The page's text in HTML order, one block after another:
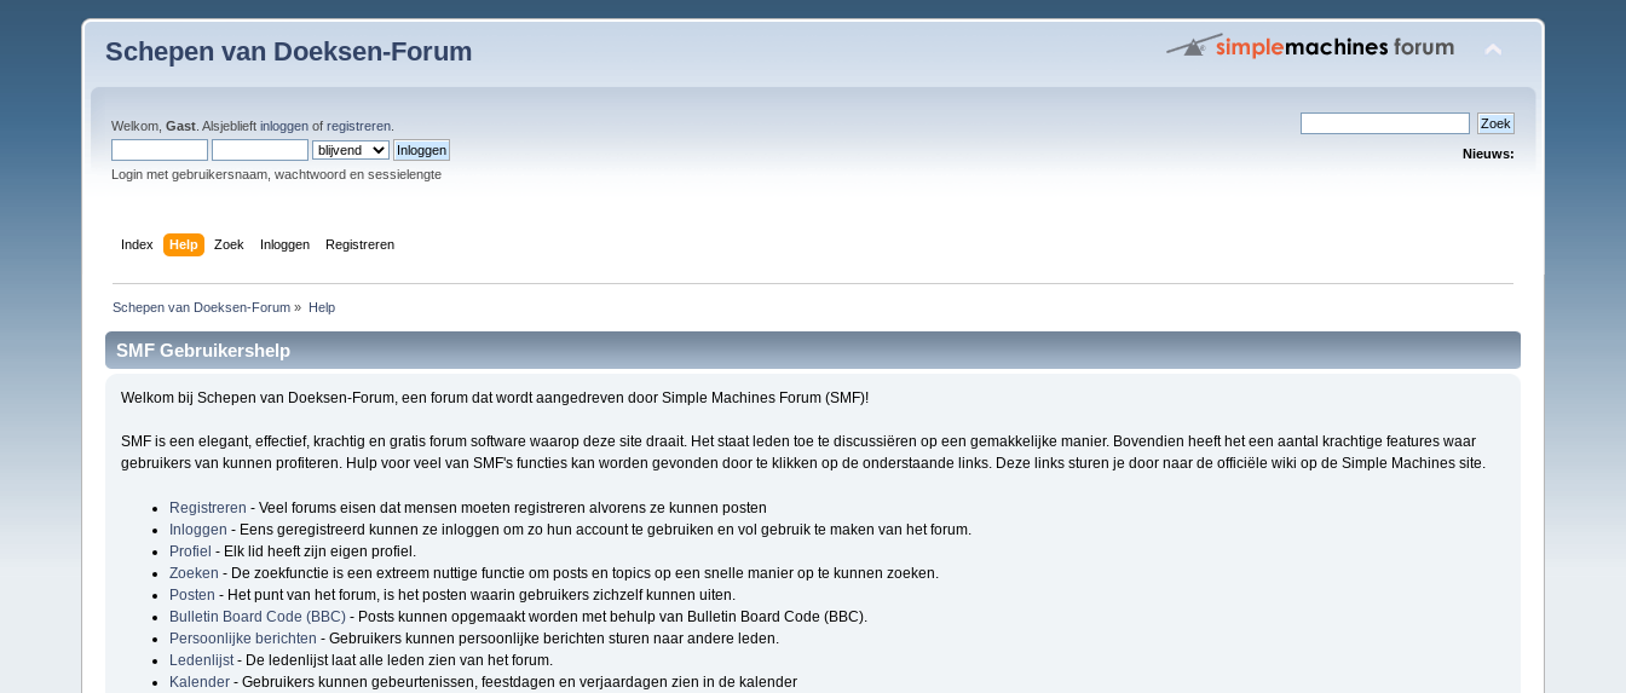
Schepen van Doeksen-Forum
Welkom,Gast . Alsjeblieftinloggen ofregistreren
Login met gebruikersnaam, wachtwoord en sessielengte
Nieuws:
Index Help Zoek Inloggen Registreren
Schepen van Doeksen-Forum » Help
SMF Gebruikershelp
Welkom bij Schepen van Doeksen-Forum, een forum dat wordt aangedreven door Simple Machines Forum (SMF)!
SMF is een elegant, effectief, krachtig en gratis forum software waarop deze site draait. Het staat leden toe te discussiëren op een gemakkelijke manier. Bovendien heeft het een aantal krachtige features waar
gebruikers van kunnen profiteren. Hulp voor veel van SMF's functies kan worden gevonden door te klikken op de onderstaande links. Deze links sturen je door naar de officiële wiki op de Simple Machines site.
Registreren - Veel forums eisen dat mensen moeten registreren alvorens ze kunnen posten
Inloggen - Eens geregistreerd kunnen ze inloggen om zo hun account te gebruiken en vol gebruik te maken van het forum.
Profiel - Elk lid heeft zijn eigen profiel.
Zoeken - De zoekfunctie is een extreem nuttige functie om posts en topics op een snelle manier op te kunnen zoeken.
Posten - Het punt van het forum, is het posten waarin gebruikers zichzelf kunnen uiten.
Bulletin Board Code (BBC)- Posts kunnen opgemaakt worden met behulp van Bulletin Board Code (BBC).
Persoonlijke berichten - Gebruikers kunnen persoonlijke berichten sturen naar andere leden.
Ledenlijst- De ledenlijst laat alle leden zien van het forum.
Kalender- Gebruikers kunnen gebeurtenissen, feestdagen en verjaardagen zien in de kalender